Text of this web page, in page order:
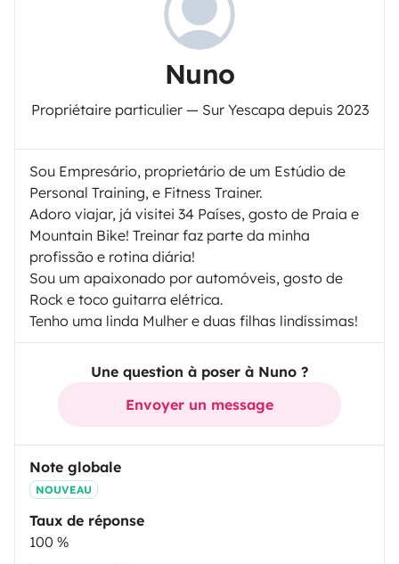
Nuno
Propriétaire particulier — Sur Yescapa depuis 2023
Sou Empresário, proprietário de um Estúdio de
Personal Training, e Fitness Trainer.
Adoro viajar, já visitei 34 Países, gosto de Praia e
Mountain Bike! Treinar faz parte da minha
profissão e rotina diária!
Sou um apaixonado por automóveis, gosto de
Rock e toco guitarra elétrica.
Tenho uma linda Mulher e duas filhas lindíssimas!
Une question à poser à Nuno ?
Envoyer un message
Note globale
NOUVEAU
Taux de réponse
100 %